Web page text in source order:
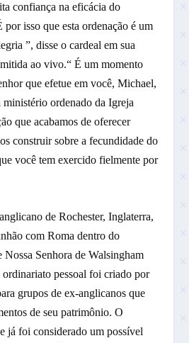
confiança na eficácia do
isso que esta ordenação é um
”, disse o cardeal em sua
ao vivo.“ É um momento
que efetue em você, Michael,
ordenado da Igreja
que acabamos de oferecer
construir sobre a fecundidade do
você tem exercido fielmente por
de Rochester, Inglaterra,
com Roma dentro do
Nossa Senhora de Walsingham
ordinariato pessoal foi criado por
grupos de ex-anglicanos que
de seu patrimônio. O
já foi considerado um possível